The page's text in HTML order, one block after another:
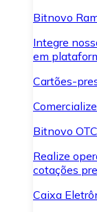
Bitnovo
Integre
em
Cartões-
Bitnovo OTC
Realize
cotações
Caixa